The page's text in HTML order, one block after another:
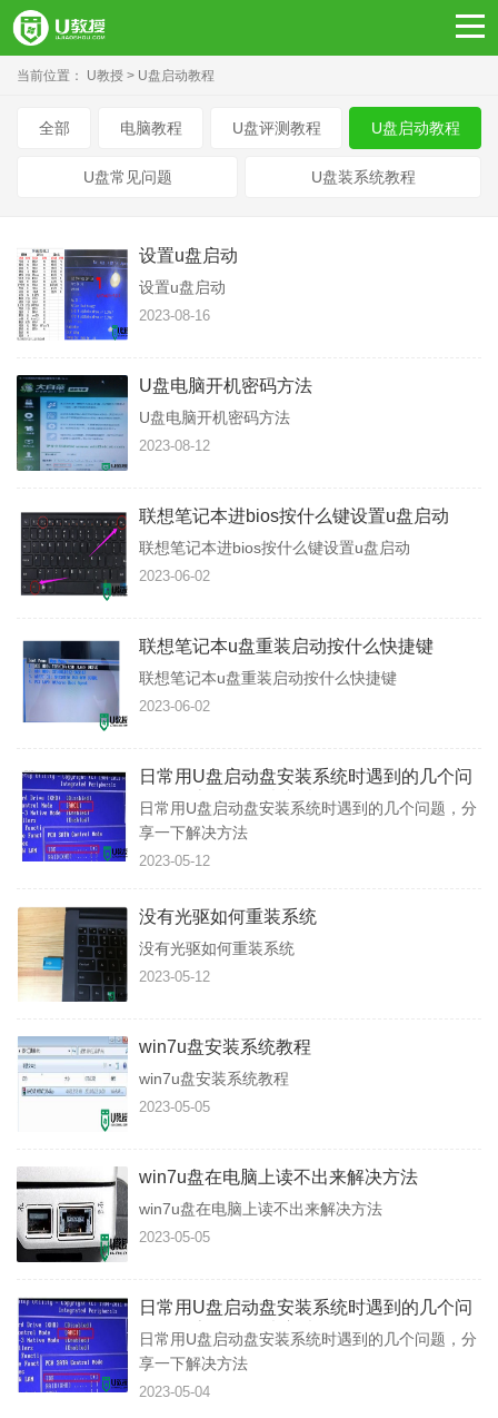
当前位置： U教授 U盘启动教程
全部 电脑教程 U盘评测教程 U盘启动教程
U盘常见问题 U盘装系统教程
设置u盘启动
设置u盘启动
2023-08-16
U盘电脑开机密码方法
U盘电脑开机密码方法
2023-08-12
联想笔记本进bios按什么键设置u盘启动
联想笔记本进bios按什么键设置u盘启动
2023-06-02
联想笔记本u盘重装启动按什么快捷键
联想笔记本u盘重装启动按什么快捷键
2023-06-02
日常用U盘启动盘安装系统时遇到的几个问
题，分享一下解决方法
日常用U盘启动盘安装系统时遇到的几个问题，分
享一下解决方法
2023-05-12
没有光驱如何重装系统
没有光驱如何重装系统
2023-05-12
win7u盘安装系统教程
win7u盘安装系统教程
2023-05-05
win7u盘在电脑上读不出来解决方法
win7u盘在电脑上读不出来解决方法
2023-05-05
日常用U盘启动盘安装系统时遇到的几个问
题，分享一下解决方法
日常用U盘启动盘安装系统时遇到的几个问题，分
享一下解决方法
2023-05-04